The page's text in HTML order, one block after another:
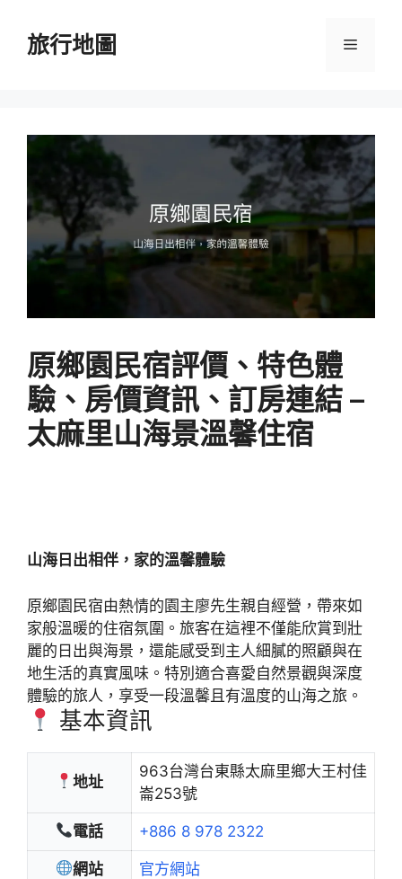
旅行地圖 選
原鄉園民宿評價、特色體
驗、房價資訊、訂房連結 –
太麻里山海景溫馨住宿
山海日出相伴，家的溫馨體驗
原鄉園民宿由熱情的園主廖先生親自經營，帶來如
家般溫暖的住宿氛圍。旅客在這裡不僅能欣賞到壯
麗的日出與海景，還能感受到主人細膩的照顧與在
地生活的真實風味。特別適合喜愛自然景觀與深度
體驗的旅人，享受一段溫馨且有溫度的山海之旅。
基本資訊
地址
963台灣台東縣太麻里鄉大王村佳
崙253號
電話 +886 8 978 2322
網站 官方網站